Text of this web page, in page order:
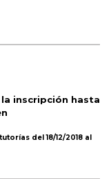
inscripción hasta
del 18/12/2018 al